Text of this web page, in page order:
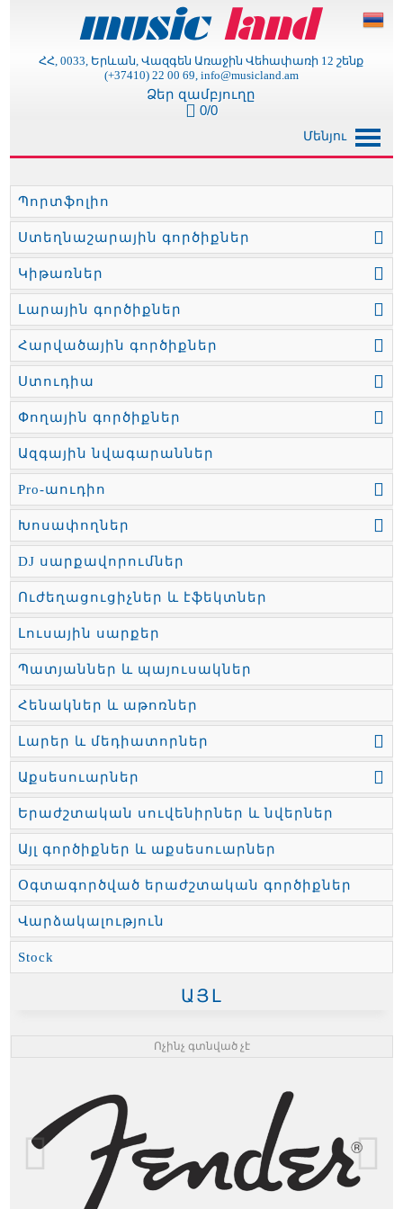
ՀՀ, 0033, Երևան, Վազգեն Առաջին Վեհափառի 12 շենք
(+37410) 22 00 69, info@musicland.am
Ձեր զամբյուղը
0/0
Մենյու
Պորտֆոլիո
Ստեղնաշարային գործիքներ
Կիթառներ
Լարային գործիքներ
Հարվածային գործիքներ
Ստուդիա
Փողային գործիքներ
Ազգային նվագարաններ
Pro-աուդիո
Խոսափողներ
DJ սարքավորումներ
Ուժեղացուցիչներ և էֆեկտներ
Լուսային սարքեր
Պատյաններ և պայուսակներ
Հենակներ և աթոռներ
Լարեր և մեդիատորներ
Աքսեսուարներ
Երաժշտական սուվենիրներ և նվերներ
Այլ գործիքներ և աքսեսուարներ
Օգտագործված երաժշտական գործիքներ
Վարձակալություն
Stock
ԱՅԼ
Ոչինչ գտնված չէ